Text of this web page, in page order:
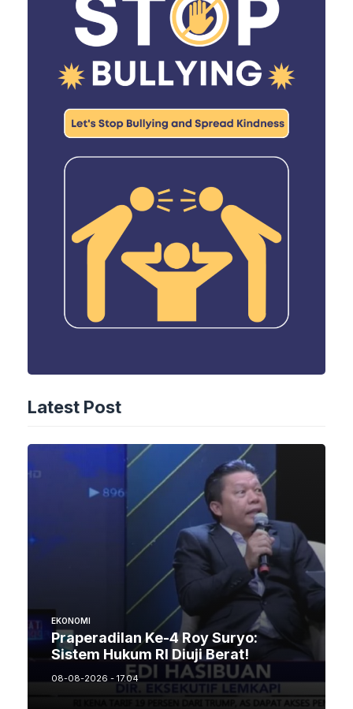
Latest Post
EKONOMI
Praperadilan Ke-4 Roy Suryo:
Sistem Hukum RI Diuji Berat!
08-08-2026 - 17.04